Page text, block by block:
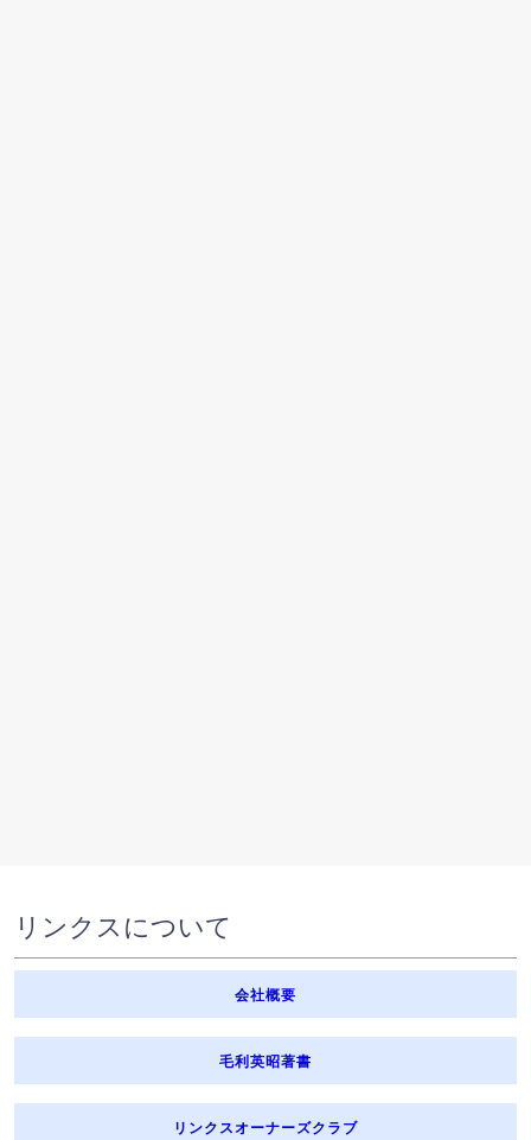
リンクスについて
会社概要
毛利英昭著書
リンクスオーナーズクラブ